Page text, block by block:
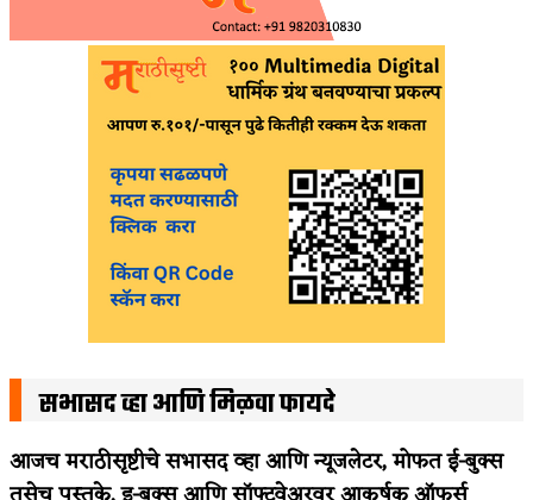
सभासद व्हा आणि मिळवा फायदे
आजच मराठीसृष्टीचे सभासद व्हा आणि न्यूजलेटर, मोफत ई-बुक्स